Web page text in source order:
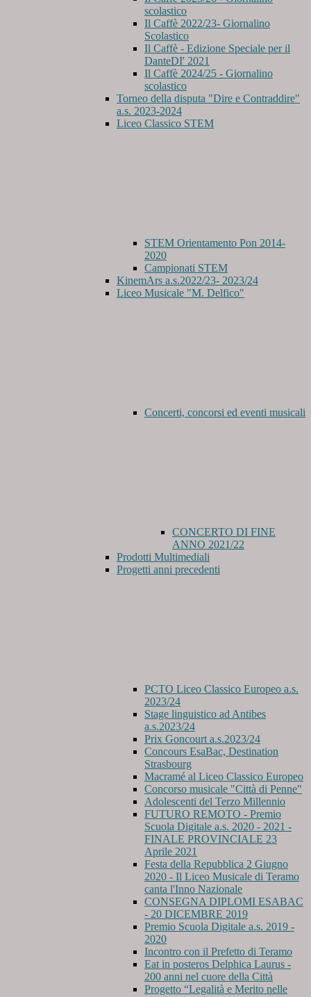
scolastico
Il Caffè 2022/23- Giornalino
Scolastico
Il Caffè - Edizione Speciale per il
DanteDI' 2021
Il Caffè 2024/25 - Giornalino
scolastico
Torneo della disputa "Dire e Contraddire"
a.s. 2023-2024
Liceo Classico STEM
STEM Orientamento Pon 2014-
2020
Campionati STEM
KinemArs a.s.2022/23- 2023/24
Liceo Musicale "M. Delfico"
Concerti, concorsi ed eventi musicali
CONCERTO DI FINE
ANNO 2021/22
Prodotti Multimediali
Progetti anni precedenti
PCTO Liceo Classico Europeo a.s.
2023/24
Stage linguistico ad Antibes
a.s.2023/24
Prix Goncourt a.s.2023/24
Concours EsaBac, Destination
Strasbourg
Macramé al Liceo Classico Europeo
Concorso musicale "Città di Penne"
Adolescenti del Terzo Millennio
FUTURO REMOTO - Premio
Scuola Digitale a.s. 2020 - 2021 -
FINALE PROVINCIALE 23
Aprile 2021
Festa della Repubblica 2 Giugno
2020 - Il Liceo Musicale di Teramo
canta l'Inno Nazionale
CONSEGNA DIPLOMI ESABAC
- 20 DICEMBRE 2019
Premio Scuola Digitale a.s. 2019 -
2020
Incontro con il Prefetto di Teramo
Eat in posteros Delphica Laurus -
200 anni nel cuore della Città
Progetto “Legalità e Merito nelle